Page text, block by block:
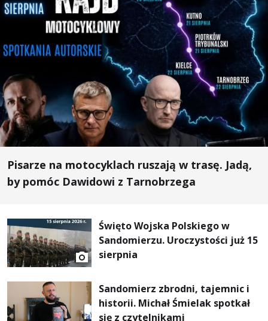
Pisarze na motocyklach ruszają w trasę. Jadą,
by pomóc Dawidowi z Tarnobrzega
Święto Wojska Polskiego w
Sandomierzu. Uroczystości już 15
sierpnia
Sandomierz zbrodni, tajemnic i
historii. Michał Śmielak spotkał
się z czytelnikami